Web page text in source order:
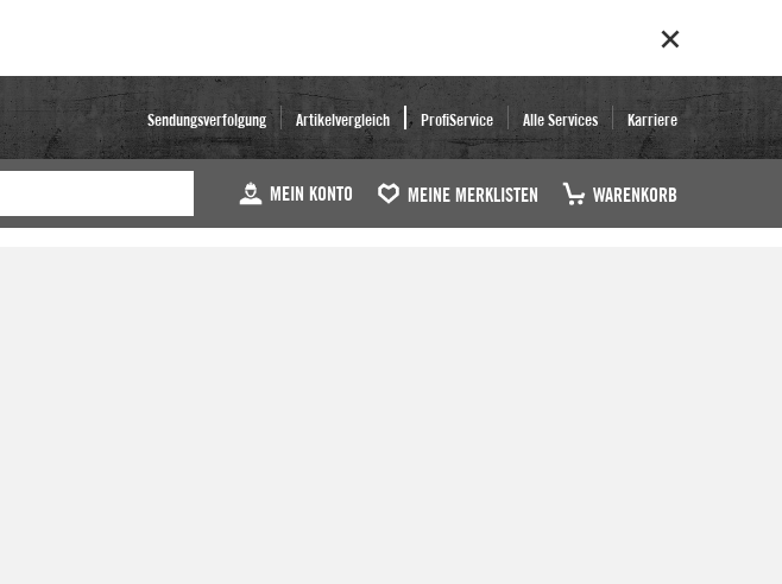
Sendungsverfolgung Artikelvergleich ProfiService Alle Services Karriere
MEIN KONTO MEINE MERKLISTEN WARENKORB